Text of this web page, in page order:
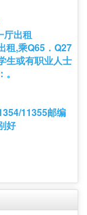
厅出租
租,乘Q65．Q27
生或有职业人士
11355邮编
好